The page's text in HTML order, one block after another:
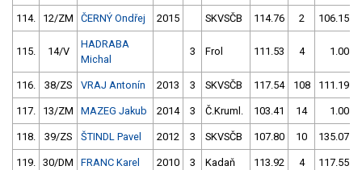
114. 12/ZM ČERNÝ Ondřej 2015 SKVSČB 114.76 2 106.15
115. 14/V
HADRABA
Michal
3 Frol 111.53 4 1.00
116. 38/ZS VRAJ Antonín 2013 3 SKVSČB 117.54 108 111.19
117. 13/ZM MAZEG Jakub 2014 3 Č.Kruml. 103.41 14 1.00
118. 39/ZS ŠTINDL Pavel 2012 3 SKVSČB 107.80 10 135.07
119. 30/DM FRANC Karel 2010 3 Kadaň 113.92 4 117.55